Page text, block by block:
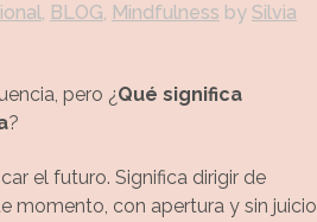
, BLOG, Mindfulness by Silvia
pero ¿Qué significa
?
el futuro. Significa dirigir de
momento, con apertura y sin juicio